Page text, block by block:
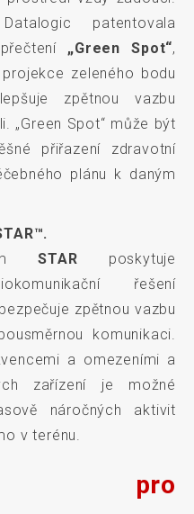
patentovala
„Green Spot“,
zeleného bodu
zpětnou vazbu
„Green Spot“ může být
přiřazení zdravotní
plánu k daným
STAR poskytuje
řešení
zpětnou vazbu
komunikaci.
a omezeními a
zařízení je možné
náročných aktivit
v terénu.
pro